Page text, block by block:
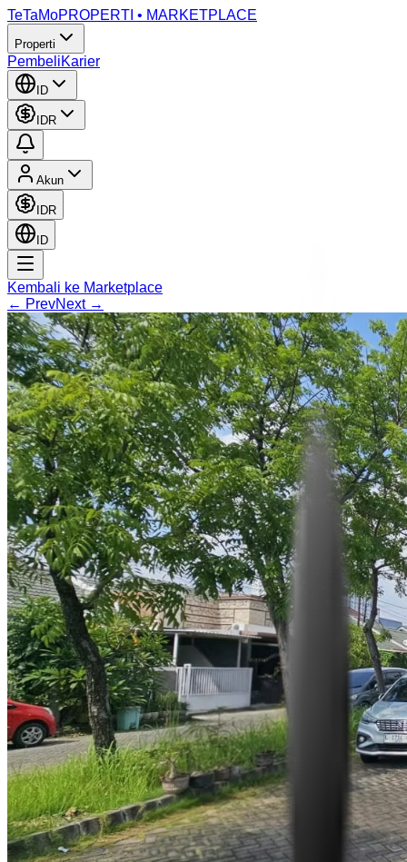
TeTaMoPROPERTI • MARKETPLACE
Properti
PembeliKarier
ID
IDR
Akun
IDR
ID
Kembali ke Marketplace
← PrevNext →